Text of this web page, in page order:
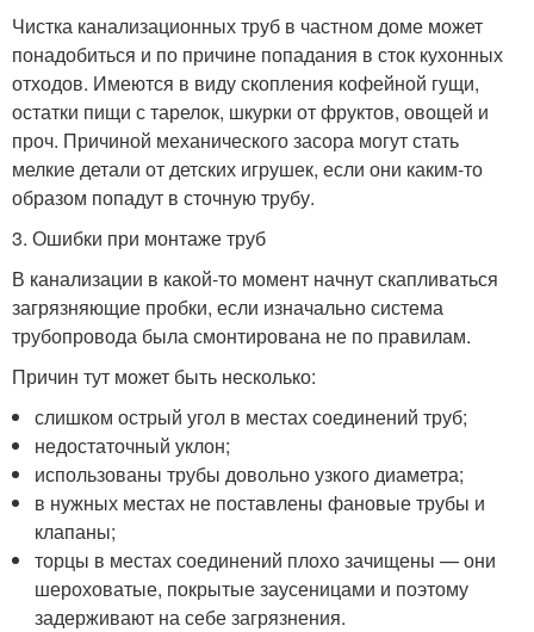
Чистка канализационных труб в частном доме может
понадобиться и по причине попадания в сток кухонных
отходов. Имеются в виду скопления кофейной гущи,
остатки пищи с тарелок, шкурки от фруктов, овощей и
проч. Причиной механического засора могут стать
мелкие детали от детских игрушек, если они каким-то
образом попадут в сточную трубу.
3. Ошибки при монтаже труб
В канализации в какой-то момент начнут скапливаться
загрязняющие пробки, если изначально система
трубопровода была смонтирована не по правилам.
Причин тут может быть несколько:
слишком острый угол в местах соединений труб;
недостаточный уклон;
использованы трубы довольно узкого диаметра;
в нужных местах не поставлены фановые трубы и
клапаны;
торцы в местах соединений плохо зачищены — они
шероховатые, покрытые заусеницами и поэтому
задерживают на себе загрязнения.